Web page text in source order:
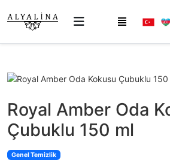
Royal Amber Oda
Çubuklu 150 ml
Genel Temizlik